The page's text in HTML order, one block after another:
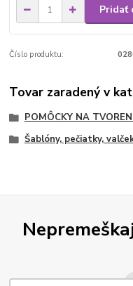
Pridať
Číslo produktu:
Tovar zaradený v
POMÔCKY NA
Šablóny, pečiatky,